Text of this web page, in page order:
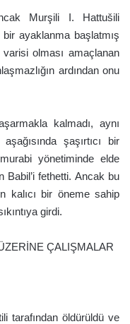
Murşili I. Hattušili
ayaklanma başlatmış
olması amaçlanan
ardından onu
kalmadı, aynı
şaşırtıcı bir
yönetiminde elde
fethetti. Ancak bu
kalıcı bir öneme sahip
girdi.
ÇALIŞMALAR
tarafından öldürüldü ve